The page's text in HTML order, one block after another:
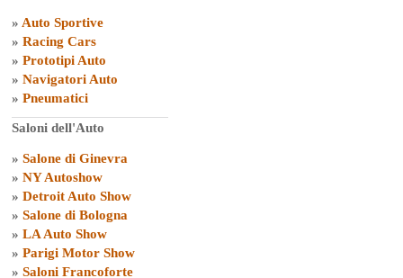
» Auto Sportive
» Racing Cars
» Prototipi Auto
» Navigatori Auto
» Pneumatici
Saloni dell'Auto
» Salone di Ginevra
» NY Autoshow
» Detroit Auto Show
» Salone di Bologna
» LA Auto Show
» Parigi Motor Show
» Saloni Francoforte